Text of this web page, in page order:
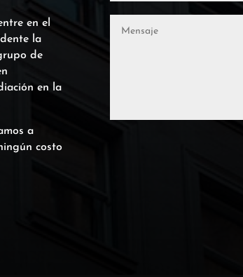
en el
la
de
en la
a
costo